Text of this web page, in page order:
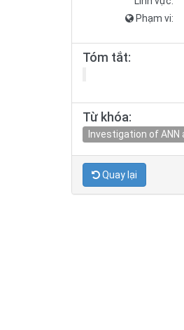
Phạm vi:
Tóm tắt:
Từ khóa:
Investigation of
Quay lại